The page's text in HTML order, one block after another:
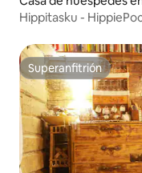
Hippitasku -
Superanfitrión
Superanfitrión